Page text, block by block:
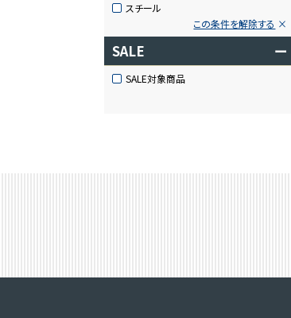
スチール
この条件を解除する
SALE ー
SALE対象商品